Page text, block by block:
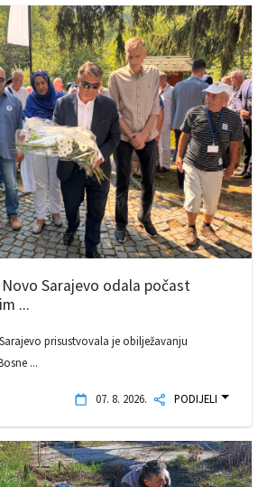
Sarajevo odala počast
...
prisustvovala je obilježavanju
...
07. 8. 2026. PODIJELI